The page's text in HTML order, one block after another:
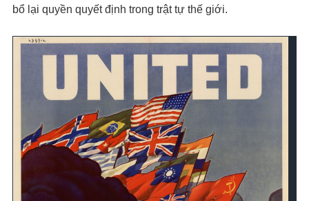
bổ lại quyền quyết định trong trật tự thế giới.